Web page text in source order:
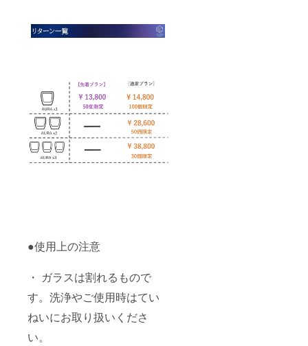
●使用上の注意
・ ガラスは割れるもので
す。洗浄やご使用時はてい
ねいにお取り扱いくださ
い。